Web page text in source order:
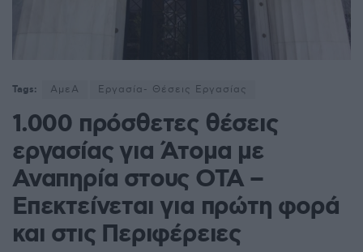
Tags: ΑμεΑ Εργασία- Θέσεις Εργασίας
1.000 πρόσθετες θέσεις
εργασίας για Άτομα με
Αναπηρία στους ΟΤΑ –
Επεκτείνεται για πρώτη φορά
και στις Περιφέρειες